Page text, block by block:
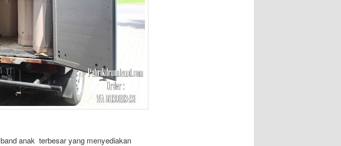
anak terbesar yang menyediakan